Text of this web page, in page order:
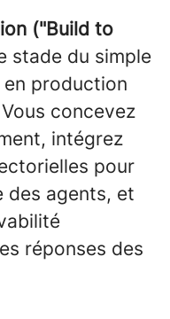
("Build to
stade du simple
production
concevez
intégrez
pour
des agents, et
réponses des